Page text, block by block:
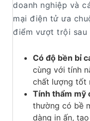
doanh nghiệp và
mại điện tử ưa
điểm vượt trội sau
Có độ bền bỉ
cùng với tính
chất lượng tốt
Tính thẩm mỹ
thường có bề
dàng in ấn,